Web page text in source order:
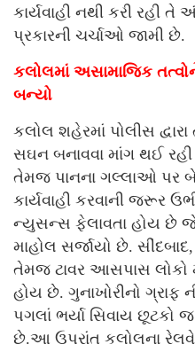
કાર્યવાહી નથી કરી રહી તે
પ્રકારની ચર્ચાઓ જામી છે.
કલોલમાં અસામાજિક
બન્યો
કલોલ શહેરમાં પોલીસ દ્વારા
સઘન બનાવવા માંગ થઈ
તેમજ પાનના ગલ્લાઓ પર
કાર્યવાહી કરવાની જરૂર
ન્યુસન્સ ફેલાવતા હોય છે
માહોલ સર્જાયો છે.
તેમજ ટાવર આસપાસ લોકો
હોય છે. ગુનાખોરીનો ગ્રાફ
પગલાં ભર્યા સિવાય છૂટકો
છે.આ ઉપરાંત કલોલના